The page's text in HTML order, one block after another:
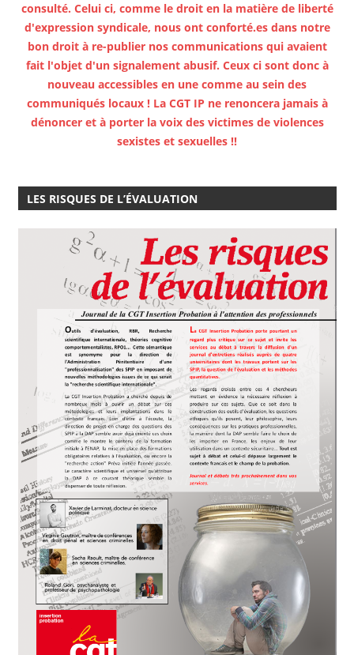
consulté. Celui ci, comme le droit en la matière de liberté
d'expression syndicale, nous ont conforté.es dans notre
bon droit à re-publier nos communications qui avaient
fait l'objet d'un signalement abusif. Ceux ci sont donc à
nouveau accessibles en une comme au sein des
communiqués locaux ! La CGT IP ne renoncera jamais à
dénoncer et à porter la voix des victimes de violences
sexistes et sexuelles !!
LES RISQUES DE L’ÉVALUATION